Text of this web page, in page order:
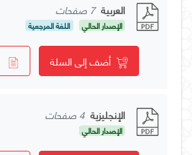
العربية 7 صفحات
الإصدار الحالي اللغة المرجعية
أضف إلى السلة
الإنجليزية 4 صفحات
الإصدار الحالي